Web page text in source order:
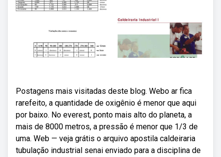
Postagens mais visitadas deste blog. Webo ar fica
rarefeito, a quantidade de oxigênio é menor que aqui
por baixo. No everest, ponto mais alto do planeta, a
mais de 8000 metros, a pressão é menor que 1/3 de
uma. Web — veja grátis o arquivo apostila caldeiraria
tubulação industrial senai enviado para a disciplina de